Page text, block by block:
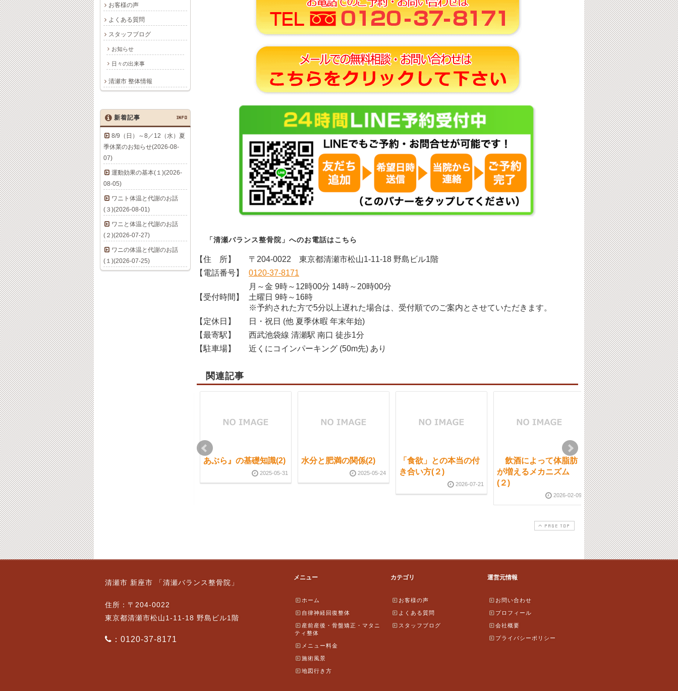
「清瀬バランス整骨院」へのお電話はこちら
【住 所】
〒204-0022 東京都清瀬市松山1-11-18 野島ビル1階
【電話番号】
0120-37-8171
【受付時間】
月～金 9時～12時00分 14時～20時00分
土曜日 9時～16時
※予約された方で5分以上遅れた場合は、受付順でのご案内とさせていただきます。
【定休日】
日・祝日 (他 夏季休暇 年末年始)
【最寄駅】
西武池袋線 清瀬駅 南口 徒歩1分
【駐車場】
近くにコインパーキング (50m先) あり
関連記事
ダイエットと自律神経
(１)
2026-06-20
あぶら』の基礎知識(2)
2025-05-31
水分と肥満の関係(2)
2025-05-24
「食欲」との本当の付
き合い方(２)
2026-07-21
飲酒によって体脂肪
が増えるメカニズム
(２)
2026-02-09
飲酒によって体脂肪が
増えるメカニズム(３)
2026-02-
増えるメカニズム(３)
PAGE TOP
お客様の声
よくある質問
スタッフブログ
お知らせ
日々の出来事
清瀬市 整体情報
新着記事 INFO
8/9（日）～8／12（水）夏
季休業のお知らせ(2026-08-
07)
運動効果の基本(１)(2026-
08-05)
ワニト体温と代謝のお話
(３)(2026-08-01)
ワニと体温と代謝のお話
(２)(2026-07-27)
ワニの体温と代謝のお話
(１)(2026-07-25)
清瀬市 新座市 「清瀬バランス整骨院」
住所：〒204-0022
東京都清瀬市松山1-11-18 野島ビル1階
：0120-37-8171
メニュー
ホーム
自律神経回復整体
産前産後・骨盤矯正・マタニ
ティ整体
メニュー料金
施術風景
地図行き方
カテゴリ
お客様の声
よくある質問
スタッフブログ
運営元情報
お問い合わせ
プロフィール
会社概要
プライバシーポリシー